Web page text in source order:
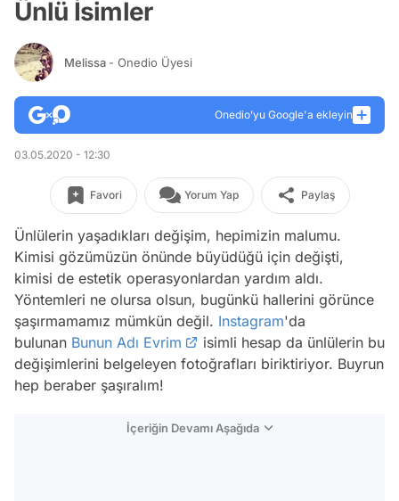
Ünlü İsimler
Melissa - Onedio Üyesi
Onedio’yu Google'a ekleyin
03.05.2020 - 12:30
Favori Yorum Yap Paylaş
Ünlülerin yaşadıkları değişim, hepimizin malumu.
Kimisi gözümüzün önünde büyüdüğü için değişti,
kimisi de estetik operasyonlardan yardım aldı.
Yöntemleri ne olursa olsun, bugünkü hallerini görünce
şaşırmamamız mümkün değil. Instagram'da
bulunan Bunun Adı Evrim
isimli hesap da ünlülerin bu
değişimlerini belgeleyen fotoğrafları biriktiriyor. Buyrun
hep beraber şaşıralım!
İçeriğin Devamı Aşağıda